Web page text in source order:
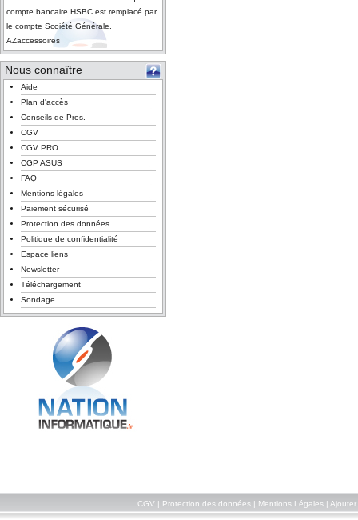
compte bancaire HSBC est remplacé par
le compte Scoiété Générale.
AZaccessoires
Nous connaître
Aide
Plan d'accès
Conseils de Pros.
CGV
CGV PRO
CGP ASUS
FAQ
Mentions légales
Paiement sécurisé
Protection des données
Politique de confidentialité
Espace liens
Newsletter
Téléchargement
Sondage ...
CGV Protection des données| Mentions Légales| Ajouter